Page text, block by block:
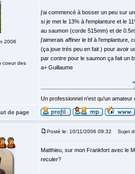
2006
coeur des
j'ai commencé à bosser un peu sur
si je met le 13% à l'emplanture et le
au saumon (corde 515mm) et de
j'aimerais affiner le bf à l'emplanture,
(ça joue très peu en fait ) pour avoir
par contre pour le saumon ça fait un
a+ Guillaume
Un professionnel n'est qu'un amateur
de page
Posté le: 10/11/2006 09:32 Sujet
Matthieu, sur mon Frankfort avec le
reculer?